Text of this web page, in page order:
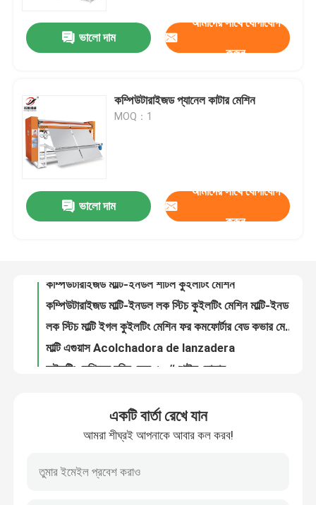
বাড়ি
পণ্য
মান নিয়ন্ত্রণ
আমাদের সাথে যোগাযোগ
ভালো দাম
আমাদের সাথে যোগাযোগ
করুন
কম্পিউটারাইজড প্যানেল কাটার মেশিন
MOQ：1
ভালো দাম
আমাদের সাথে যোগাযোগ
করুন
শ্যাটল ববিন কুইলটিং মেশিন,কম্পিউটারাইজড মাল্টি-ইনডল কুইলটিং মেশিন গার্মেন্টস ফ্যাব্রিক কুইলটিং মেশিনের জন্য
মাল্টি এগুয়াস Acolchadora de lanzadera
কুইলটিং মেশিনের রবিন কেস, ১০# শাটল হোল্ডার
কুইলটিং মেশিন সুইড, সুইড 90/14,100/16,120/19
ইন্ডাস্ট্রিয়াল অটোমেটিক ববিন মেশিন উইন্ডার
স্বয়ংক্রিয় কুইলটিং কম্পিউটারাইজড ফ্যাব্রিক কাটার মেশিন
একটি বার্তা রেখে যান
আমরা শীঘ্রই আপনাকে আবার কল করব!